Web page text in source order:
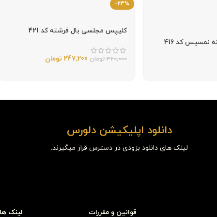
نمسیس کد 416
-23%
کلیپس مجلسی بال فرشته کد 421
320,000 تومان 247,200 تومان
دانلود اپلیکیشن دلورس
لینک های دانلود بزودی در دسترس قرار میگیرند.
قوانین و مقررات لینک